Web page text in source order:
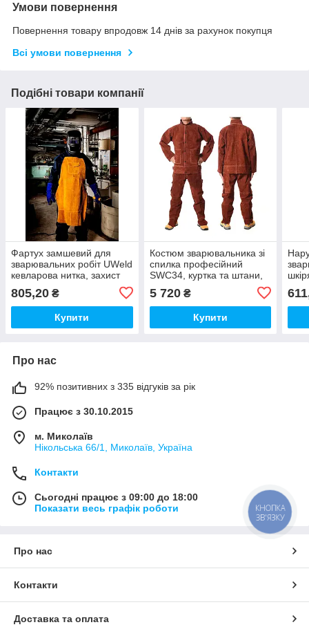
Умови повернення
Повернення товару впродовж 14 днів за рахунок покупця
Всі умови повернення
Подібні товари компанії
Фартух замшевий для
зварювальних робіт UWeld
кевларова нитка, захист
UW10TAR
805,20 ₴
Купити
Костюм зварювальника зі
спилка професійний
SWC34, куртка та штани,
вогнестійкий термостійкий
захисний, розмір S
5 720₴
Купити
Про нас
92% позитивних з 335 відгуків за рік
Працює з 30.10.2015
м. Миколаїв
Нікольська 66/1, Миколаїв, Україна
Контакти
Сьогодні працює з 09:00 до 18:00
Показати весь графік роботи
Про нас
Контакти
Доставка та оплата
КНОПКА
ЗВ'ЯЗКУ